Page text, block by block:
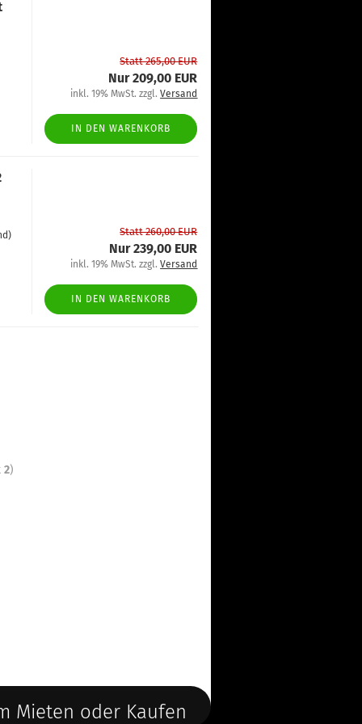
Statt 265,00 EUR
Nur 209,00 EUR
inkl. 19% MwSt. zzgl.Versand
IN DEN WARENKORB
Statt 260,00 EUR
Nur 239,00 EUR
inkl. 19% MwSt. zzgl.Versand
IN DEN WARENKORB
2)
Mieten oder Kaufen